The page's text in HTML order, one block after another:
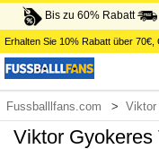
Bis zu 60% Rabatt
Erhalten Sie 10% Rabatt über 70€
Fussballlfans.com Viktor
Viktor Gyokeres